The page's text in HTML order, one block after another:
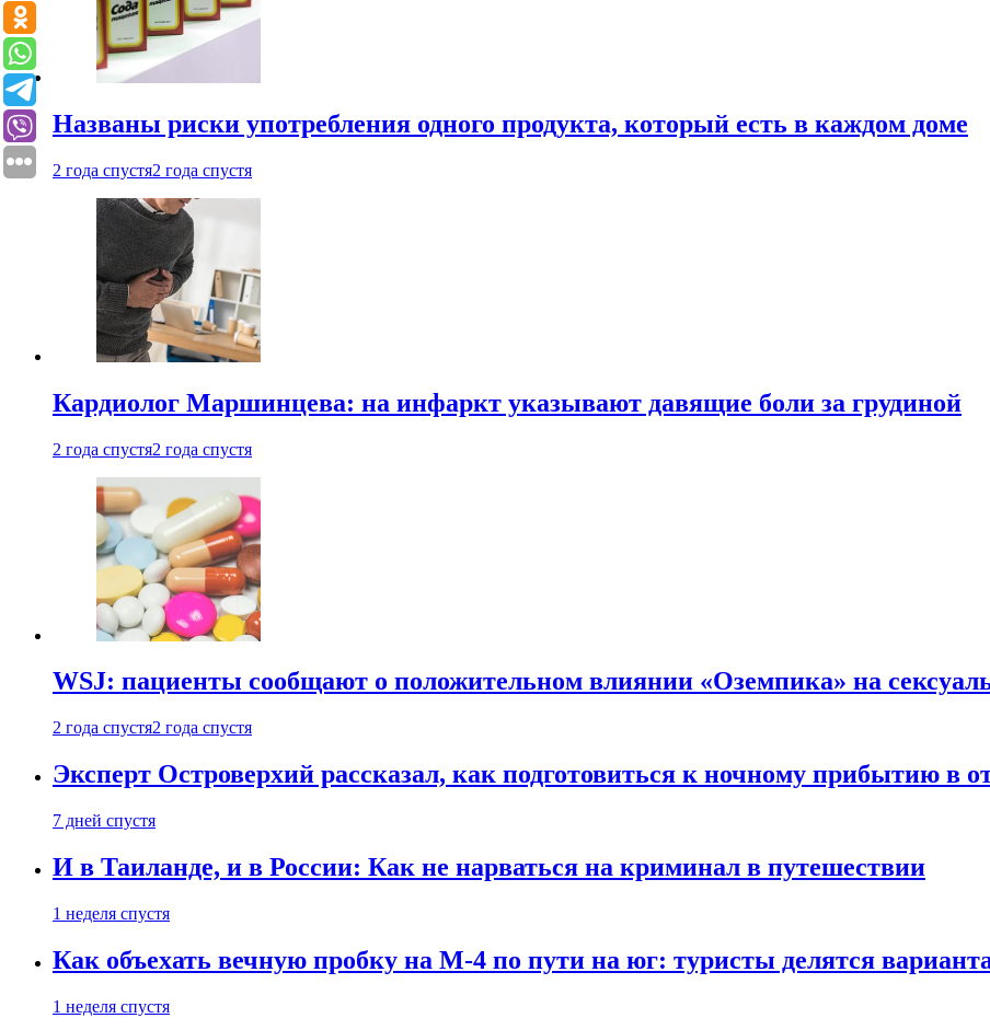
Названы риски употребления одного продукта, который есть в каждом доме
2 года спустя2 года спустя
Кардиолог Маршинцева: на инфаркт указывают давящие боли за грудиной
2 года спустя2 года спустя
WSJ: пациенты сообщают о положительном влиянии «Оземпика» на
2 года спустя2 года спустя
Эксперт Островерхий рассказал, как подготовиться к ночному прибытию в
7 дней спустя
И в Таиланде, и в России: Как не нарваться на криминал в путешествии
1 неделя спустя
Как объехать вечную пробку на М-4 по пути на юг: туристы делятся
1 неделя спустя